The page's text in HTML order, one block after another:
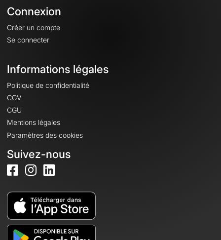
Connexion
Créer un compte
Se connecter
Informations légales
Politique de confidentialité
CGV
CGU
Mentions légales
Paramètres des cookies
Suivez-nous